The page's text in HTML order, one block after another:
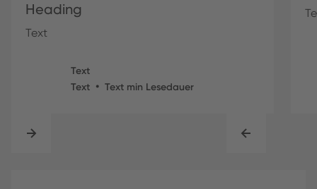
Heading
Text
Text
Text • Text min Lesedauer